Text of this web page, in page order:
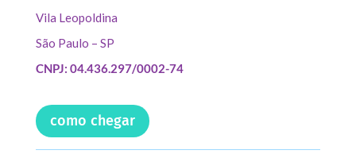
Vila Leopoldina
São Paulo – SP
CNPJ: 04.436.297/0002-74
como chegar